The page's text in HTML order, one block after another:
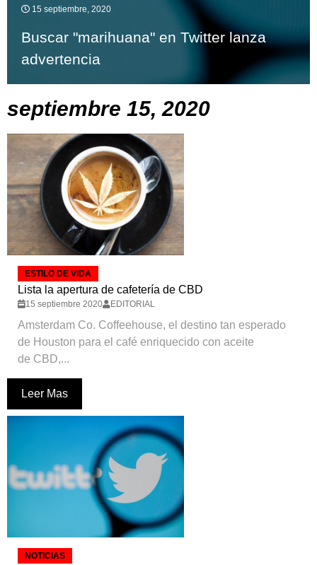
15 septiembre, 2020
Buscar "marihuana" en Twitter lanza
advertencia
septiembre 15, 2020
ESTILO DE VIDA
Lista la apertura de cafetería de CBD
15 septiembre 2020 EDITORIAL
Amsterdam Co. Coffeehouse, el destino tan esperado
de Houston para el café enriquecido con aceite
de CBD,...
Leer Mas
NOTICIAS